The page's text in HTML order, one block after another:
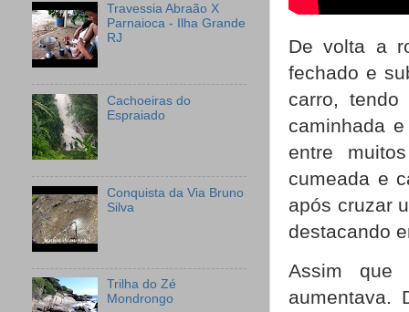
De volta a
fechado e
carro,
caminhada
entre
cumeada e
após cruzar
destacando
Assim que
aumentava.
Travessia Abraão X
Parnaioca - Ilha Grande
RJ
Cachoeiras do
Espraiado
Conquista da Via Bruno
Silva
Trilha do Zé
Mondrongo